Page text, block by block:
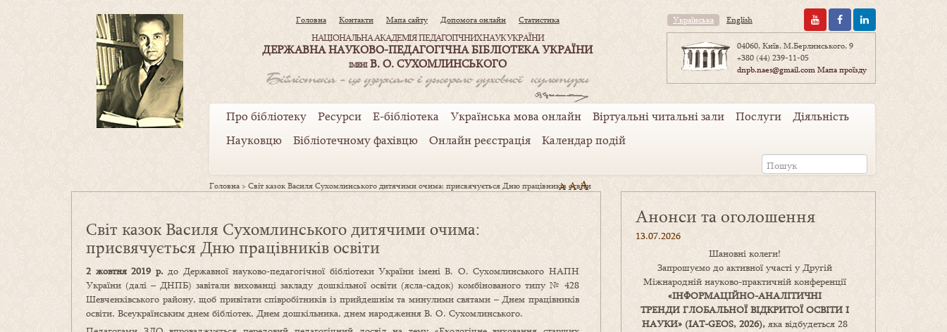
Головна Контакти Мапа сайту Допомога онлайн Статистика
НАЦІОНАЛЬНА АКАДЕМІЯ ПЕДАГОГІЧНИХ НАУК УКРАЇНИ
ДЕРЖАВНА НАУКОВО-ПЕДАГОГІЧНА БІБЛІОТЕКА УКРАЇНИ
ІМЕНІВ. О. СУХОМЛИНСЬКОГО
Українська English
04060, Київ, М.Берлинського, 9
+380 (44) 239-11-05
dnpb.naes@gmail.comМапа проїзду
Про бібліотеку Ресурси Е-бібліотека Українська мова онлайн Віртуальні читальні зали Послуги
Діяльність
Науковцю
Бібліотечному фахівцю Онлайн реєстрація Календар подій
Головна >Світ казок Василя Сухомлинського дитячими очима: присвячується Дню працівників освіти
A AA
Світ казок Василя Сухомлинського дитячими очима:
присвячується Дню працівників освіти
2 жовтня 2019 р.до Державної науково-педагогічної бібліотеки України імені В. О. Сухомлинського НАПН
України (далі – ДНПБ) завітали вихованці закладу дошкільної освіти (ясла-садок) комбінованого типу № 428
Шевченківського району, щоб привітати співробітників із прийдешнім та минулими святами – Днем працівників
освіти, Всеукраїнським днем бібліотек, Днем дошкільника, днем народження В. О. Сухомлинського.
Анонси та оголошення
13.07.2026
Шановні колеги!
Запрошуємо до активної участі у Другій
Міжнародній науково-практичній конференції
«ІНФОРМАЦІЙНО-АНАЛІТИЧНІ
ТРЕНДИ ГЛОБАЛЬНОЇ ВІДКРИТОЇ ОСВІТИ І
НАУКИ» (IAT-GEOS, 2026), яка відбудеться 28